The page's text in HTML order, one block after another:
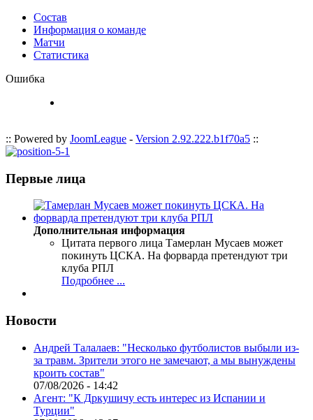
Состав
Информация о команде
Матчи
Статистика
Ошибка
:: Powered by JoomLeague - Version 2.92.222.b1f70a5 ::
Первые лица
Дополнительная информация
Цитата первого лица Тамерлан Мусаев может
покинуть ЦСКА. На форварда претендуют три
клуба РПЛ
Подробнее ...
Новости
Андрей Талалаев: "Несколько футболистов выбыли из-
за травм. Зрители этого не замечают, а мы вынуждены
кроить состав"
07/08/2026 - 14:42
Агент: "К Дркушичу есть интерес из Испании и
Турции"